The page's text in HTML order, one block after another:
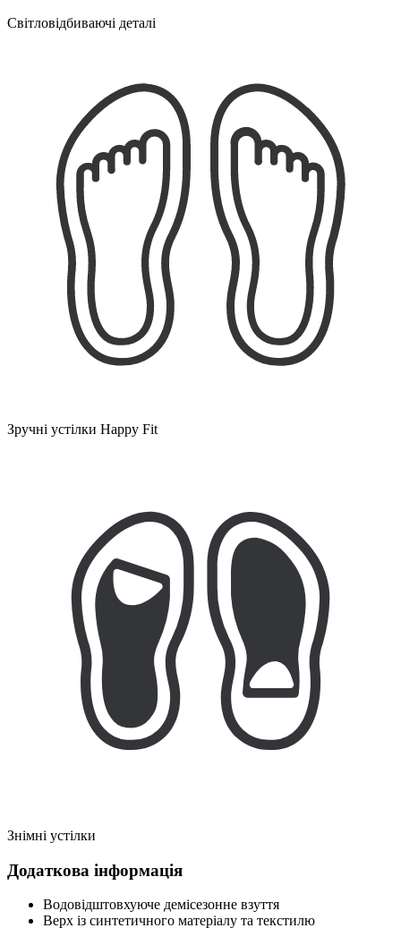
Світловідбиваючі деталі
Зручні устілки Happy Fit
Знімні устілки
Додаткова інформація
Водовідштовхуюче демісезонне взуття
Верх із синтетичного матеріалу та текстилю